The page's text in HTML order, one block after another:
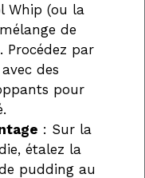
Whip (ou la
de
Procédez par
des
pour
: Sur la
étalez la
pudding au